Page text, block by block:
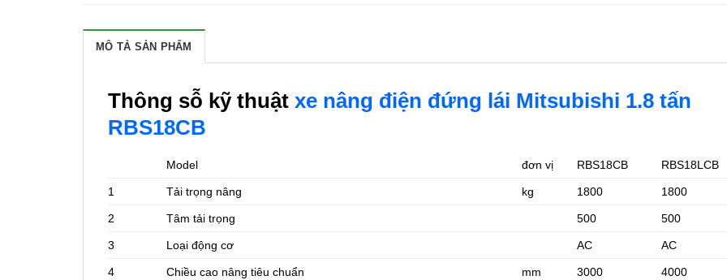
MÔ TẢ SẢN PHẨM
Thông sỗ kỹ thuật xe nâng điện đứng lái Mitsubishi 1.8 tấn
RBS18CB
Model đơn vị RBS18CB RBS18LCB
1 Tải trọng nâng kg 1800 1800
2 Tâm tải trọng 500 500
3 Loại động cơ AC AC
4 Chiều cao nâng tiêu chuẩn mm 3000 4000